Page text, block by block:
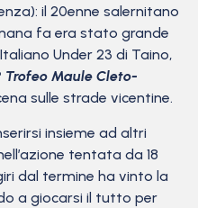
il 20enne salernitano
fa era stato grande
Under 23 di Taino,
Trofeo Maule Cleto-
sulle strade vicentine.
insieme ad altri
tentata da 18
dal termine ha vinto la
a giocarsi il tutto per